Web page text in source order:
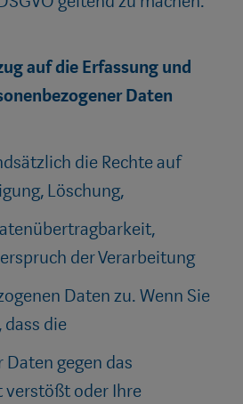
auf die Erfassung und
Daten
die Rechte auf
Löschung,
der Verarbeitung
Daten zu. Wenn Sie
die
gegen das
oder Ihre